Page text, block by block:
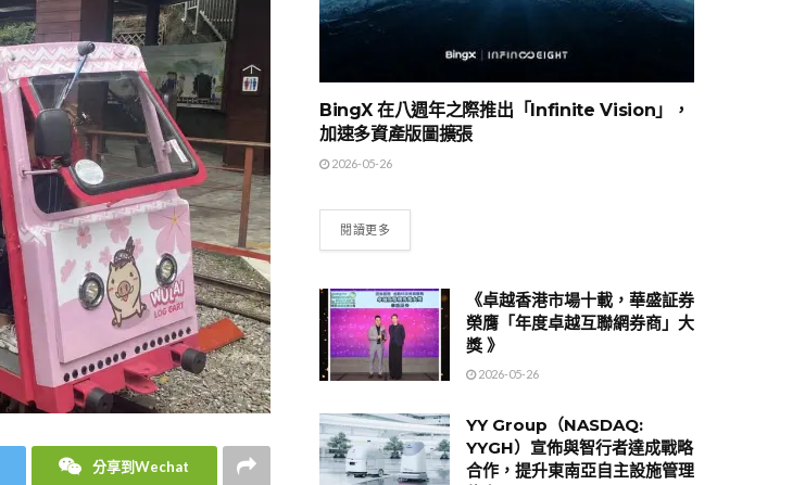
分享到Wechat
BingX 在八週年之際推出「Infinite Vision」，
加速多資產版圖擴張
2026-05-26
閱讀更多
《卓越香港市場十載，華盛証券
榮膺「年度卓越互聯網券商」大
獎 》
2026-05-26
YY Group（NASDAQ:
YYGH）宣佈與智行者達成戰略
合作，提升東南亞自主設施管理